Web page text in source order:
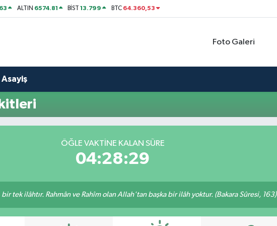
ALTIN 6574.81 BİST13.799 BTC 64.360,53
Foto Galeri
Asayiş
ÖĞLE VAKTINE KALAN SÜRE
04:28:28
bir tek ilâhtır. Rahmân ve Rahîm olan Allah'tan başka bir ilâh yoktur. (Bakara Sûresi, 163)